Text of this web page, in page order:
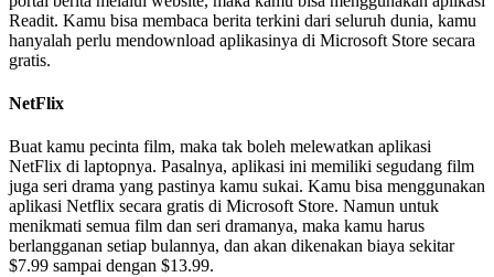
Readit. Kamu bisa membaca berita terkini dari seluruh dunia, kamu
hanyalah perlu mendownload aplikasinya di Microsoft Store secara
gratis.
NetFlix
Buat kamu pecinta film, maka tak boleh melewatkan aplikasi
NetFlix di laptopnya. Pasalnya, aplikasi ini memiliki segudang film
juga seri drama yang pastinya kamu sukai. Kamu bisa menggunakan
aplikasi Netflix secara gratis di Microsoft Store. Namun untuk
menikmati semua film dan seri dramanya, maka kamu harus
berlangganan setiap bulannya, dan akan dikenakan biaya sekitar
$7.99 sampai dengan $13.99.